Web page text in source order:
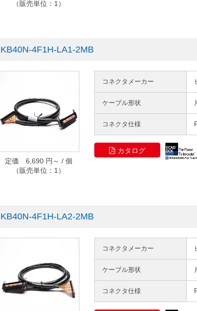
（販売単位：1）
KB40N-4F1H-LA1-2MB
定価 6,690 円～ / 個
（販売単位：1）
コネクタメーカー
ケーブル形状
コネクタ仕様
カタログ
KB40N-4F1H-LA2-2MB
コネクタメーカー
ケーブル形状
コネクタ仕様